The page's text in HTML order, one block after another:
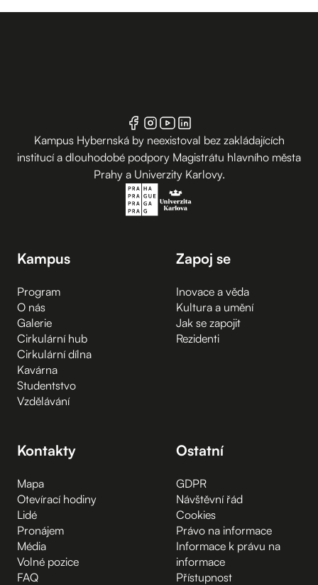
Kampus Hybernská by neexistoval bez zakládajících
institucí a dlouhodobé podpory Magistrátu hlavního města
Prahy a Univerzity Karlovy.
Kampus
Program
O nás
Galerie
Cirkulární hub
Cirkulární dílna
Kavárna
Studentstvo
Vzdělávání
Zapoj se
Inovace a věda
Kultura a umění
Jak se zapojit
Rezidenti
Kontakty
Mapa
Otevírací hodiny
Lidé
Pronájem
Média
Volné pozice
FAQ
Ostatní
GDPR
Návštěvní řád
Cookies
Právo na informace
Informace k právu na
informace
Přístupnost